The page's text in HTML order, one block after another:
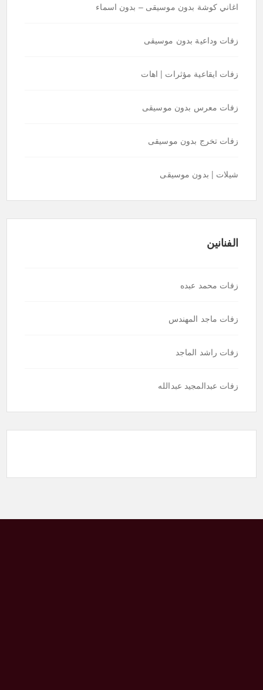
اغاني كوشة بدون موسيقى – بدون اسماء
زفات وداعية بدون موسيقى
زفات ايقاعية مؤثرات | اهات
زفات معرس بدون موسيقى
زفات تخرج بدون موسيقى
شيلات | بدون موسيقى
الفنانين
زفات محمد عبده
زفات ماجد المهندس
زفات راشد الماجد
زفات عبدالمجيد عبدالله